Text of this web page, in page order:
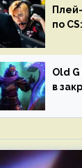
по
Old
в